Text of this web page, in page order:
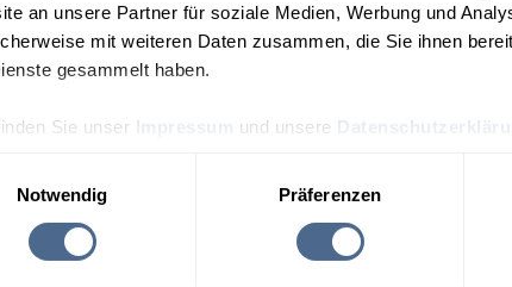
an unsere Partner für soziale Medien, Werbung und
mit weiteren Daten zusammen, die Sie ihnen
gesammelt haben.
Sie unser Impressum und unsere
Notwendig
Präferenzen
schon wieder auf dem Weg nach oben -